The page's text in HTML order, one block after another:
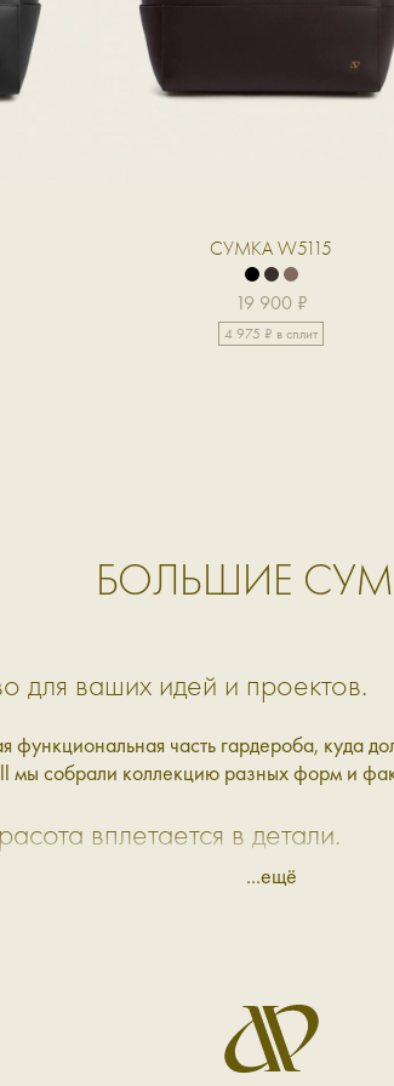
СУМКА W5115
19 900 ₽
4 975 ₽ в сплит
БОЛЬШИЕ
для ваших идей и проектов.
часть гардероба, куда
мы собрали коллекцию разных форм и
вплетается в детали.
только одну сторону: или
работу и получать много
можно взять с собой в зал, за город, в
кожа и велюр. Кожа — более собранная
...ещё